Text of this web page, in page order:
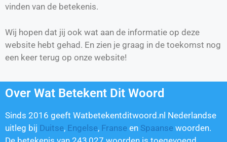
vinden van de betekenis.
Wij hopen dat jij ook wat aan de informatie op deze
website hebt gehad. En zien je graag in de toekomst nog
een keer terug op onze website!
Over Wat Betekent Dit Woord
Sinds 2016 geeft Watbetekentditwoord.nl Nederlandse
uitleg bij Duitse, Engelse, Franse en Spaanse woorden.